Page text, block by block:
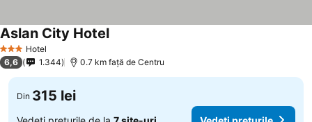
3 SteleHotel
Aslan City HotelVedeți prețurile
6,6 1.344 0.7 km faţă de Centru
Din 315 lei